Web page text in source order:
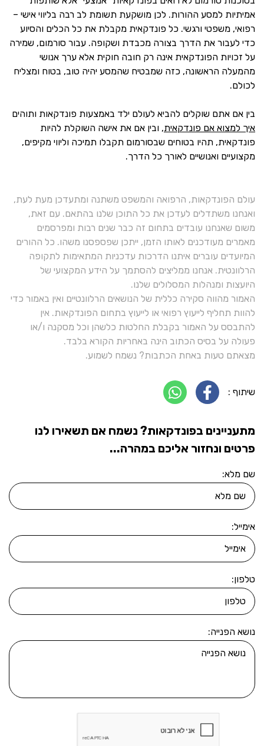
אמיתיות למסע ההורות. לכן מושקעת תשומת לב רבה בליווי אישי –
רפואי, משפטי ורגשי. כל פונדקאית מקבלת את כל הכלים והסיוע
כדי לעבור את הדרך בצורה מכבדת ושקופה. עבור סורמום, שמירה
על זכויות הפונדקאית אינה רק חובה חוקית אלא ערך אנושי
מהמעלה הראשונה, כזה שמבטיח שהמסע יהיה טוב, בטוח ומצליח
לכולם.
בין אם אתם שוקלים להביא לעולם ילד באמצעות פונדקאות ותוהים
איך למצוא אם פונדקאית, ובין אם את אישה השוקלת להיות
פונדקאית, תהיו בטוחים שבסורמום תקבלו תמיכה וליווי מקיפים,
מקצועיים ואנושיים לאורך כל הדרך.
עולם הפונדקאות, הרפואה והמשפט משתנה ומתעדכן מעת לעת,
ואנחנו משתדלים לעדכן את כל התוכן שלנו בהתאם. עם זאת,
משום שאנחנו עובדים בתחום זה כבר שנים רבות ומפרסמים
מאמרים מעודכנים לאותו הזמן, ייתכן שפספסנו משהו. כל ההורים
המיועדים עוברים איתנו הדרכות עדכניות המתאימות לתקופה
הרלוונטית. אנחנו ממליצים להסתמך על הידע המקצועי של
היועצות ומנהלות המסלולים שלנו.
האמור מהווה סקירה כללית של הנושאים הרלוונטיים ואין באמור כדי
להוות תחליף לייעוץ רפואי או לייעוץ בתחום הפונדקאות. אין
להתבסס על האמור בקבלת החלטות כלשהן וכל מסקנה ו/או
פעולה על בסיס הכתוב הינה באחריות הקורא בלבד.
מצאתם טעות באחת הכתבות? נשמח לשמוע.
שיתוף :
מתעניינים בפונדקאות? נשמח אם תשאירו לנו
פרטים ונחזור אליכם במהרה...
שם מלא:
אימייל:
טלפון:
נושא הפנייה: